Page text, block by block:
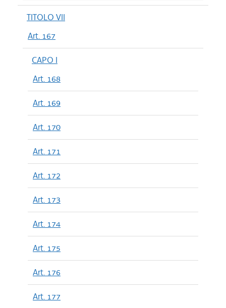
TITOLO VII
Art. 167
CAPO I
Art. 168
Art. 169
Art. 170
Art. 171
Art. 172
Art. 173
Art. 174
Art. 175
Art. 176
Art. 177